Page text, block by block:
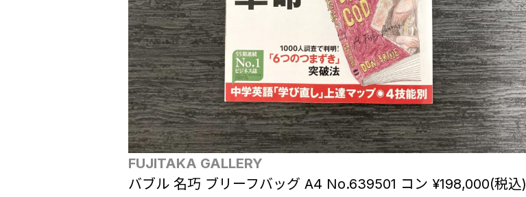
FUJITAKA GALLERY
バブル 名巧 ブリーフバッグ A4 No.639501 コン ¥198,000(税込)